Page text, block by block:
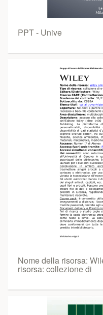
PPT - Unive
Nome della risorsa:
risorsa: collezione di